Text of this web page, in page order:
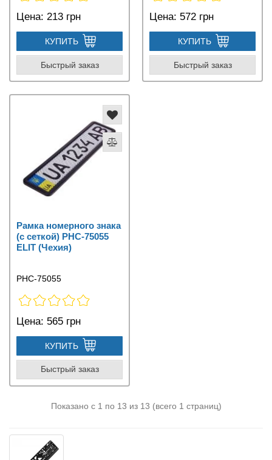
Цена: 213 грн
КУПИТЬ
Быстрый заказ
Цена: 572 грн
КУПИТЬ
Быстрый заказ
Рамка номерного знака
(с сеткой) PHC-75055
ELIT (Чехия)
PHC-75055
Цена: 565 грн
КУПИТЬ
Быстрый заказ
Показано с 1 по 13 из 13 (всего 1 страниц)